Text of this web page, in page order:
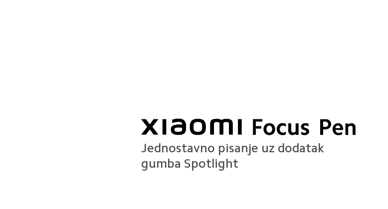
Jednostavno pisanje uz dodatak
gumba Spotlight